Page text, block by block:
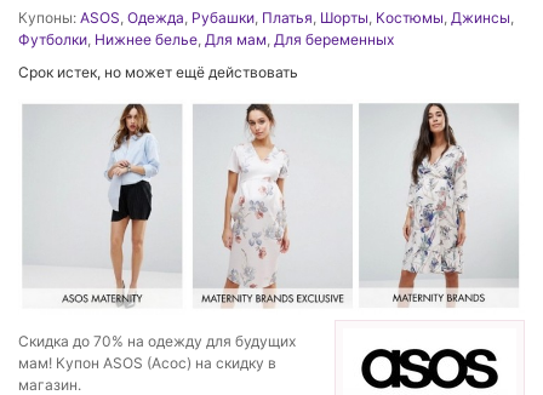
Купоны: ASOS, Одежда, Рубашки, Платья, Шорты, Костюмы, Джинсы,
Футболки, Нижнее белье, Для мам, Для беременных
Срок истек, но может ещё действовать
Скидка до 70% на одежду для будущих
мам! Купон ASOS (Асос) на скидку в
магазин.